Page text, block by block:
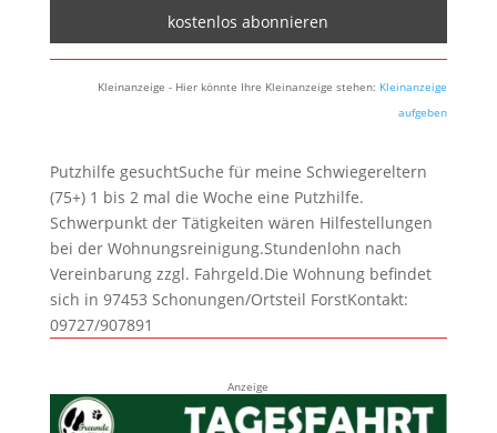
Kleinanzeige - Hier könnte Ihre Kleinanzeige stehen: Kleinanzeige
aufgeben
Putzhilfe gesuchtSuche für meine Schwiegereltern
(75+) 1 bis 2 mal die Woche eine Putzhilfe.
Schwerpunkt der Tätigkeiten wären Hilfestellungen
bei der Wohnungsreinigung.Stundenlohn nach
Vereinbarung zzgl. Fahrgeld.Die Wohnung befindet
sich in 97453 Schonungen/Ortsteil ForstKontakt:
09727/907891
Anzeige